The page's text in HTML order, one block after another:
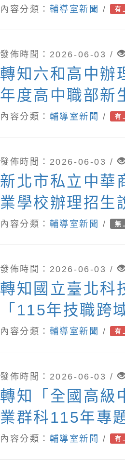
工作人員(副召
內容分類： 輔導室新聞 / 有
發佈時間：2026-06-03 /
轉知六和高中辦
年度高中職部新
會」
內容分類： 輔導室新聞 / 有
發佈時間：2026-06-03 /
新北市私立中華
業學校辦理招生
內容分類： 輔導室新聞 / 無
發佈時間：2026-06-03 /
轉知國立臺北科
「115年技職跨
會」
內容分類： 輔導室新聞 / 有
發佈時間：2026-06-03 /
轉知「全國高級
業群科115年專
意競賽成果發表
內容分類： 輔導室新聞 / 有